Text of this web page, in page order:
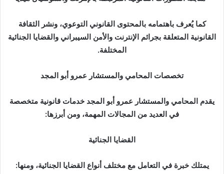
كما يُعرف باهتمامه بالمحتوى القانوني التوعوي، ونشر الثقافة
القانونية المتعلقة بجرائم الإنترنت والأمن السيبراني والقضايا الجنائية
المختلفة.
تخصصات المحامي والمستشار عمرو أبو المجد
يقدم المحامي والمستشار عمرو أبو المجد خدمات قانونية متخصصة
في العديد من المجالات المهمة، ومن أبرزها:
القضايا الجنائية
يمتلك خبرة في التعامل مع مختلف أنواع القضايا الجنائية، ومنها: